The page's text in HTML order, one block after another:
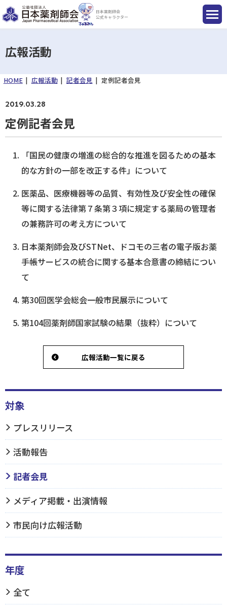
日本薬剤師会
公式キャラクター
国民のみなさまへ
薬剤師を目指す方へ
ログイン
広報活動
HOME 広報活動 記者会見 定例記者会見
2019.03.28
定例記者会見
「国民の健康の増進の総合的な推進を図るための基本
的な方針の一部を改正する件」について
医薬品、医療機器等の品質、有効性及び安全性の確保
等に関する法律第７条第３項に規定する薬局の管理者
の兼務許可の考え方について
日本薬剤師会及びSTNet、ドコモの三者の電子版お薬
手帳サービスの統合に関する基本合意書の締結につい
て
第30回医学会総会一般市民展示について
第104回薬剤師国家試験の結果（抜粋）について
広報活動一覧に戻る
対象
プレスリリース
活動報告
記者会見
メディア掲載・出演情報
市民向け広報活動
年度
全て